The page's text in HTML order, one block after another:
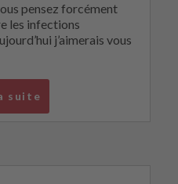
pensez forcément
les infections
j’aimerais vous
suite